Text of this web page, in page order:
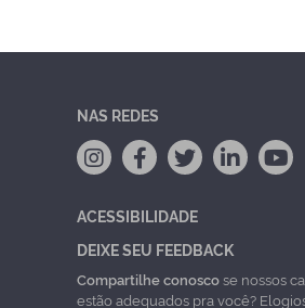
NAS REDES
ACESSIBILIDADE
DEIXE SEU FEEDBACK
Compartilhe conoscose nossos
estão adequados pra você?